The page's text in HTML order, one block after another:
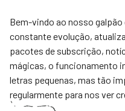
Bem-vindo ao nosso galpão
constante evolução,
pacotes de subscrição,
mágicas, o funcionamento
letras pequenas, mas tão
regularmente para nos ver